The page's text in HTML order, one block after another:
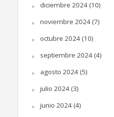
diciembre 2024(10)
noviembre 2024(7)
octubre 2024(10)
septiembre 2024(4)
agosto 2024(5)
julio 2024(3)
junio 2024(4)